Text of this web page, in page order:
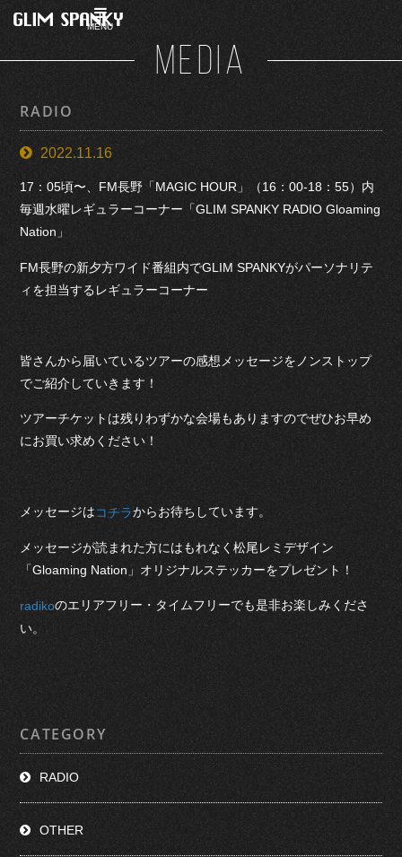
MENU
MEDIA
RADIO
2022.11.16
17：05頃〜、FM長野「MAGIC HOUR」（16：00-18：55）内
毎週水曜レギュラーコーナー「GLIM SPANKY RADIO Gloaming
Nation」
FM長野の新夕方ワイド番組内でGLIM SPANKYがパーソナリテ
ィを担当するレギュラーコーナー
皆さんから届いているツアーの感想メッセージをノンストップ
でご紹介していきます！
ツアーチケットは残りわずかな会場もありますのでぜひお早め
にお買い求めください！
メッセージはコチラからお待ちしています。
メッセージが読まれた方にはもれなく松尾レミデザイン
「Gloaming Nation」オリジナルステッカーをプレゼント！
radikoのエリアフリー・タイムフリーでも是非お楽しみくださ
い。
CATEGORY
RADIO
OTHER